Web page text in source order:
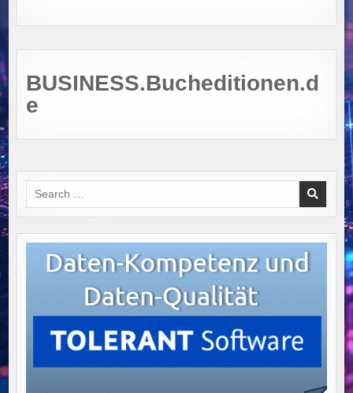
BUSINESS.Bucheditionen.d
e
Search
for: